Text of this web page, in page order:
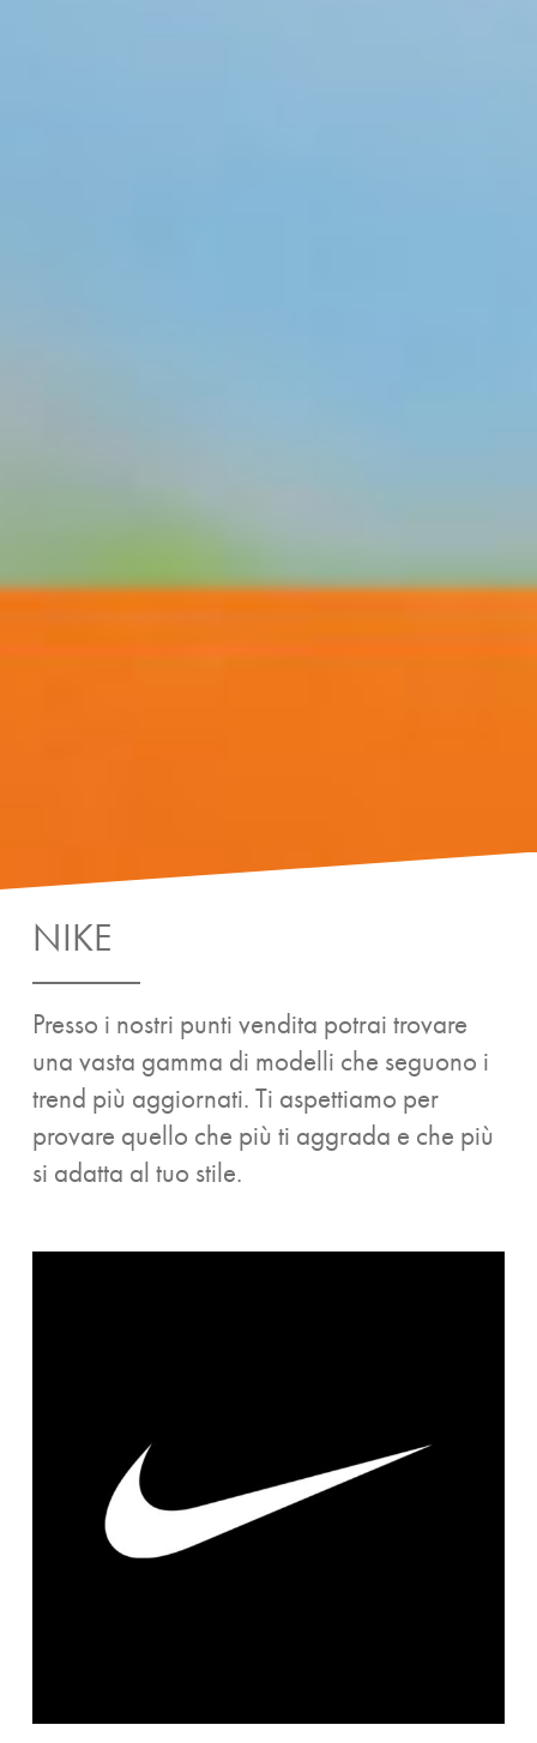
NIKE
Presso i nostri punti vendita potrai trovare
una vasta gamma di modelli che seguono i
trend più aggiornati. Ti aspettiamo per
provare quello che più ti aggrada e che più
si adatta al tuo stile.